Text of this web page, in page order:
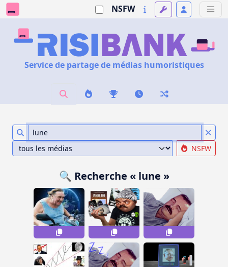
NSFW
Service de partage de médias humoristiques
NSFW
🔍 Recherche « lune »